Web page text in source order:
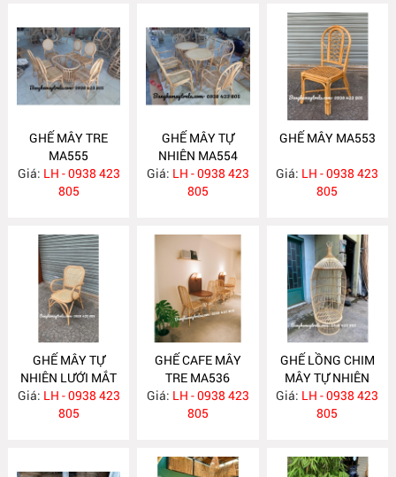
GHẾ MÂY TRE
MA555
Giá: LH - 0938 423
805
GHẾ MÂY TỰ
NHIÊN MA554
Giá: LH - 0938 423
805
GHẾ MÂY MA553
Giá: LH - 0938 423
805
GHẾ MÂY TỰ
NHIÊN LƯỚI MẮT
CÁO MA540
Giá: LH - 0938 423
805
GHẾ CAFE MÂY
TRE MA536
Giá: LH - 0938 423
805
GHẾ LỒNG CHIM
MÂY TỰ NHIÊN
MA535
Giá: LH - 0938 423
805